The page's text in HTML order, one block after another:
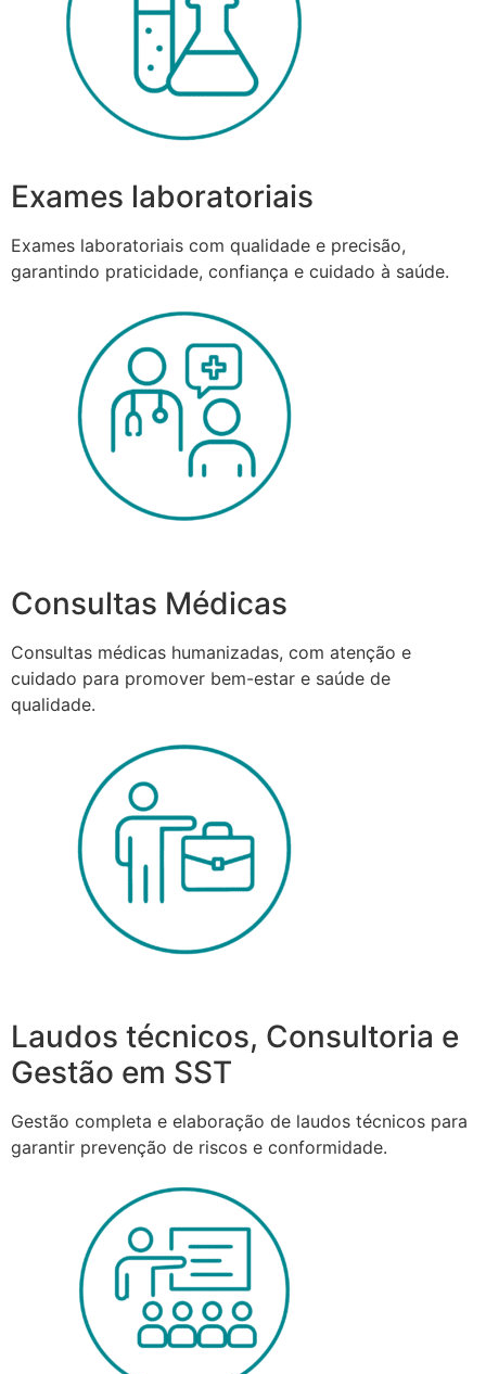
Exames laboratoriais
Exames laboratoriais com qualidade e precisão,
garantindo praticidade, confiança e cuidado à saúde.
Consultas Médicas
Consultas médicas humanizadas, com atenção e
cuidado para promover bem-estar e saúde de
qualidade.
Laudos técnicos, Consultoria e
Gestão em SST
Gestão completa e elaboração de laudos técnicos para
garantir prevenção de riscos e conformidade.